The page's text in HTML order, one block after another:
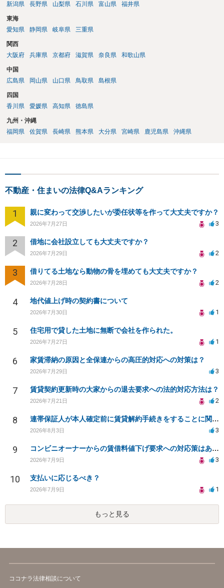
新潟県
長野県 山梨県 石川県 富山県 福井県
東海
愛知県
静岡県 岐阜県 三重県
関西
大阪府
兵庫県 京都府 滋賀県 奈良県 和歌山県
中国
広島県
岡山県 山口県 鳥取県 島根県
四国
香川県
愛媛県 高知県 徳島県
九州・沖縄
福岡県
佐賀県 長崎県 熊本県 大分県 宮崎県 鹿児島県 沖縄県
不動産・住まいの法律Q&Aランキング
1 親に変わって交渉したいが委任状等を作って大丈夫ですか？
2026年7月27日 3
2 借地に会社設立しても大丈夫ですか？
2026年7月29日 2
3 借りてる土地なら動物の骨を埋めても大丈夫ですか？
2026年7月28日 2
4 地代値上げ時の契約書について
2026年7月30日 1
5 住宅用で貸した土地に無断で会社を作られた。
2026年7月27日 1
6 家賃滞納の原因と全保連からの高圧的対応への対策は？
2026年7月29日 3
7 賃貸契約更新時の大家からの退去要求への法的対応方法は？
2026年7月21日 2
8 連帯保証人が本人確定前に賃貸解約手続きをすることに関して
2026年8月3日 3
9 コンビニオーナーからの賃借料値下げ要求への対応策はありますか
2026年7月9日 3
10 支払いに応じるべき？
2026年7月9日 1
もっと見る
ココナラ法律相談について